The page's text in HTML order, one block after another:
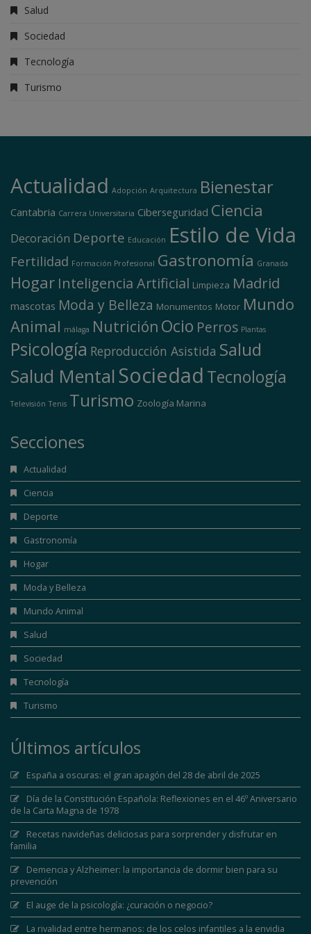
Salud
Sociedad
Tecnología
Turismo
Actualidad Adopción Arquitectura Bienestar
Cantabria Carrera Universitaria Ciberseguridad Ciencia
Decoración Deporte Educación Estilo de Vida
Fertilidad Formación Profesional Gastronomía Granada
Hogar Inteligencia Artificial Limpieza Madrid
mascotas Moda y Belleza Monumentos Motor Mundo
Animal málaga Nutrición Ocio Perros Plantas
Psicología Reproducción Asistida Salud
Salud Mental Sociedad Tecnología
Televisión Tenis Turismo Zoología Marina
Secciones
Actualidad
Ciencia
Deporte
Gastronomía
Hogar
Moda y Belleza
Mundo Animal
Salud
Sociedad
Tecnología
Turismo
Últimos artículos
España a oscuras: el gran apagón del 28 de abril de 2025
Día de la Constitución Española: Reflexiones en el 46º Aniversario
de la Carta Magna de 1978
Recetas navideñas deliciosas para sorprender y disfrutar en
familia
Demencia y Alzheimer: la importancia de dormir bien para su
prevención
El auge de la psicología: ¿curación o negocio?
La rivalidad entre hermanos: de los celos infantiles a la envidia